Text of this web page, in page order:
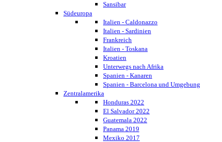
Sansibar
Südeuropa
Italien - Caldonazzo
Italien - Sardinien
Frankreich
Italien - Toskana
Kroatien
Unterwegs nach Afrika
Spanien - Kanaren
Spanien - Barcelona und Umgebung
Zentralamerika
Honduras 2022
El Salvador 2022
Guatemala 2022
Panama 2019
Mexiko 2017